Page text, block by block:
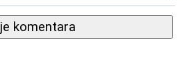
komentara